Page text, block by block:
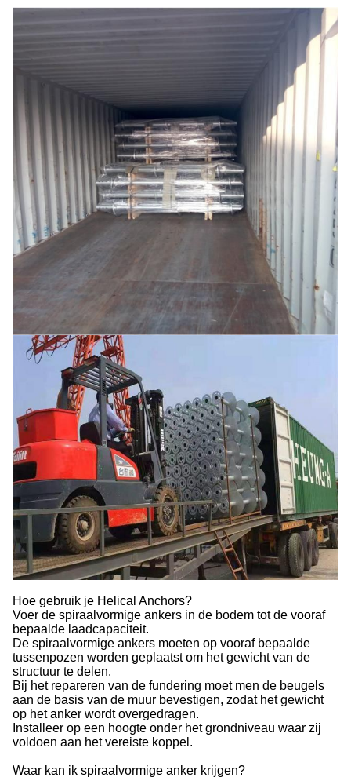
Hoe gebruik je Helical Anchors?
Voer de spiraalvormige ankers in de bodem tot de vooraf
bepaalde laadcapaciteit.
De spiraalvormige ankers moeten op vooraf bepaalde
tussenpozen worden geplaatst om het gewicht van de
structuur te delen.
Bij het repareren van de fundering moet men de beugels
aan de basis van de muur bevestigen, zodat het gewicht
op het anker wordt overgedragen.
Installeer op een hoogte onder het grondniveau waar zij
voldoen aan het vereiste koppel.
Waar kan ik spiraalvormige anker krijgen?